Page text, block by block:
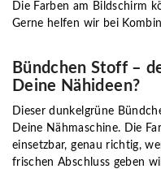
Die Farben am Bildschirm
Gerne helfen wir bei
Bündchen Stoff –
Deine Nähideen?
Dieser dunkelgrüne
Deine Nähmaschine. Die
einsetzbar, genau richtig,
frischen Abschluss geben